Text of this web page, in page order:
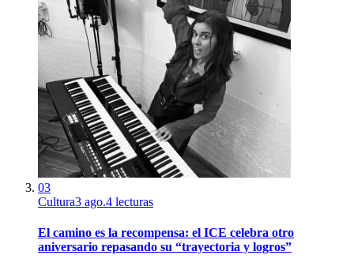
03
Cultura3 ago.4 lecturas
El camino es la recompensa: el ICE celebra otro
aniversario repasando su “trayectoria y logros”